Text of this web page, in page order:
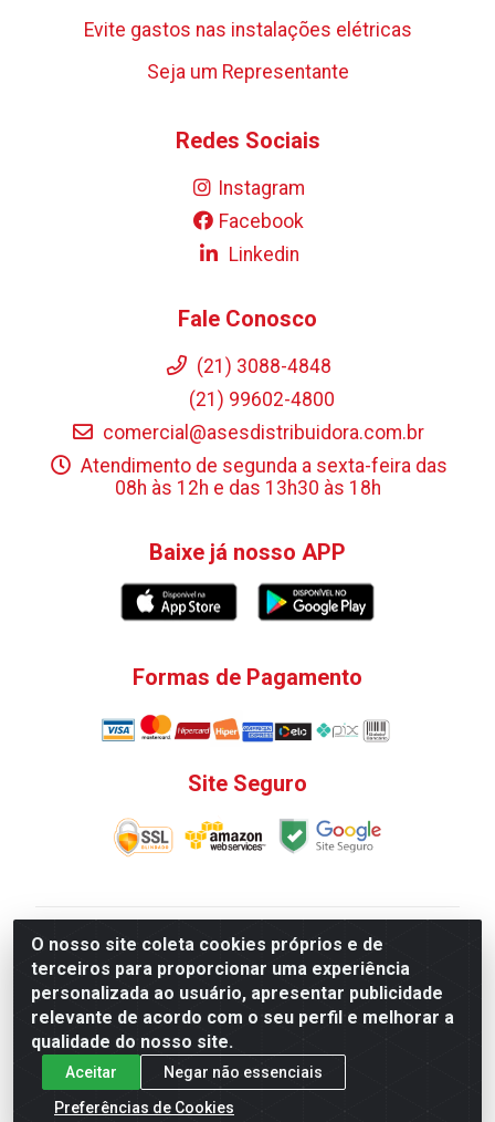
O nosso site coleta cookies próprios e de
terceiros para proporcionar uma experiência
personalizada ao usuário, apresentar publicidade
relevante de acordo com o seu perfil e melhorar a
qualidade do nosso site.
Aceitar
Negar não essenciais
Preferências de Cookies
Evite gastos nas instalações elétricas
Seja um Representante
Redes Sociais
Instagram
Facebook
Linkedin
Fale Conosco
(21) 3088-4848
(21) 99602-4800
comercial@asesdistribuidora.com.br
Atendimento de segunda a sexta-feira das
08h às 12h e das 13h30 às 18h
Baixe já nosso APP
Formas de Pagamento
Site Seguro
V. C. Ferragens LTDA - Rua do Matoso, 132 - Praça da
Bandeira, Rio de Janeiro/ RJ - CEP 20.270-135 - CNPJ
12.324.723/0001-25
Todas as regras de promoções, descontos, preços e
prazos de pagamento e entrega expostos aqui são
válidos apenas para compras via internet. Preços e
estoque sujeito a alterações sem aviso prévio.